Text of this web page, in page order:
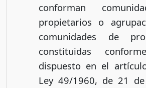
conforman
propietarios o
comunidades de
constituidas
dispuesto en el
Ley 49/1960, de 21